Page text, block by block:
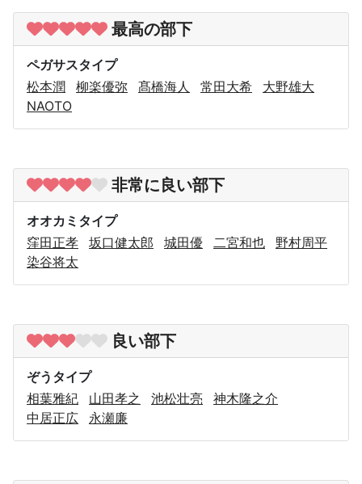
最高の部下
ペガサスタイプ
松本潤
柳楽優弥 髙橋海人 常田大希
大野雄大
NAOTO
非常に良い部下
オオカミタイプ
窪田正孝
坂口健太郎 城田優 二宮和也
野村周平
染谷将太
良い部下
ぞうタイプ
相葉雅紀
山田孝之 池松壮亮
神木隆之介
中居正広
永瀬廉